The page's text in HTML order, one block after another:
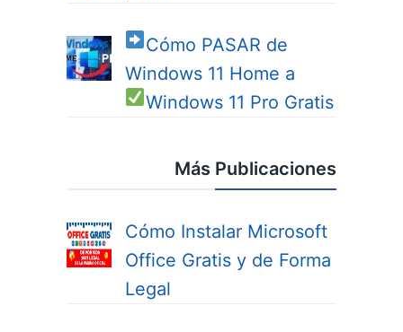
Cómo PASAR de
Windows 11 Home a
Windows 11 Pro Gratis
Más Publicaciones
Cómo Instalar Microsoft
Office Gratis y de Forma
Legal